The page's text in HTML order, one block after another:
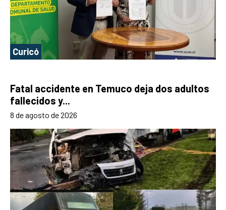
Curicó
Fatal accidente en Temuco deja dos adultos
fallecidos y...
8 de agosto de 2026